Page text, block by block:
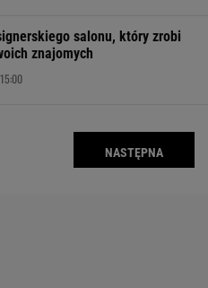
salonu, który zrobi
znajomych
NASTĘPNA